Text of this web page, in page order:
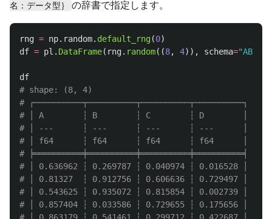
名：データ型｝
の辞書で指定します。
rng = np. random. default_rng(0)
df = pl . DataFrame( rng. random((8, 4)), schema="ABCD
df
# shape: (8, 4)
# ┌──────────┬──────────┬──────────┬──────────┐
# │ A        ┆ B        ┆ C        ┆ D        │
# │ ---      ┆ ---      ┆ ---      ┆ ---      │
# │ f64      ┆ f64      ┆ f64      ┆ f64      │
# ╞══════════╪══════════╪══════════╪══════════╡
# │ 0.636962 ┆ 0.269787 ┆ 0.040974 ┆ 0.016528 │
# │ 0.81327  ┆ 0.912756 ┆ 0.606636 ┆ 0.729497 │
# │ 0.543625 ┆ 0.935072 ┆ 0.815854 ┆ 0.002739 │
# │ 0.857404 ┆ 0.033586 ┆ 0.729655 ┆ 0.175656 │